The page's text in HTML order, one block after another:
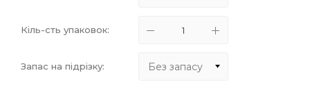
Кіль-сть упаковок:
Запас на підрізку: Без запасу